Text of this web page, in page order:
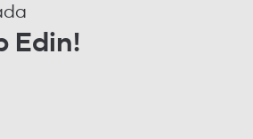
Edin!